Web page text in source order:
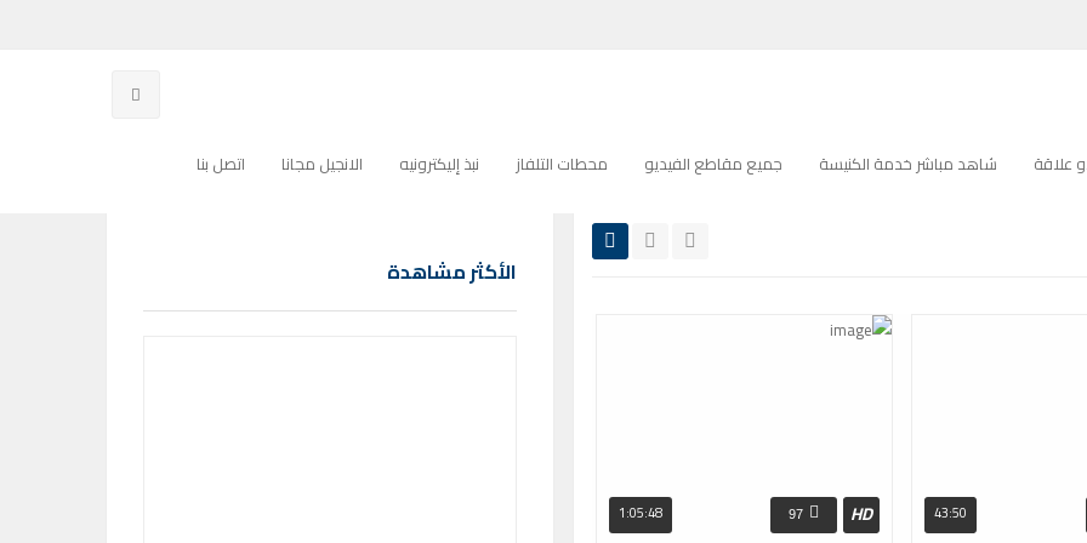
علاقة شاهد مباشر خدمة الكنيسة جميع مقاطع الفيديو محطات التلفاز نبذ إليكترونيه الانجيل مجانا اتصل بنا
43:50
HD
97
1:05:48
الأكثر مشاهدة